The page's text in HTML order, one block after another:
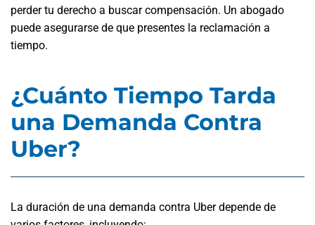
perder tu derecho a buscar compensación. Un abogado
puede asegurarse de que presentes la reclamación a
tiempo.
¿Cuánto Tiempo Tarda
una Demanda Contra
Uber?
La duración de una demanda contra Uber depende de